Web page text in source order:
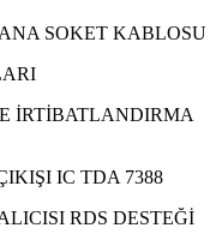
SOKET KABLOSU
İRTİBATLANDIRMA
IC TDA 7388
RDS DESTEĞİ